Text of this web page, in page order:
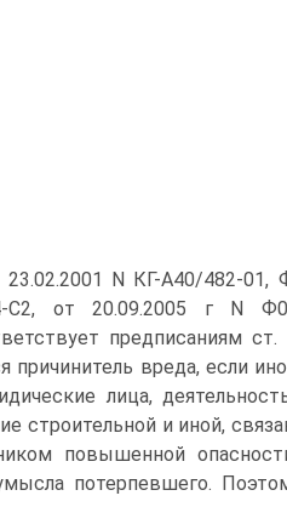
N КГ-А40/482-
С2, от 20.09.2005 г N
предписаниям
причинитель вреда, если
лица,
строительной и иной,
повышенной
потерпевшего.